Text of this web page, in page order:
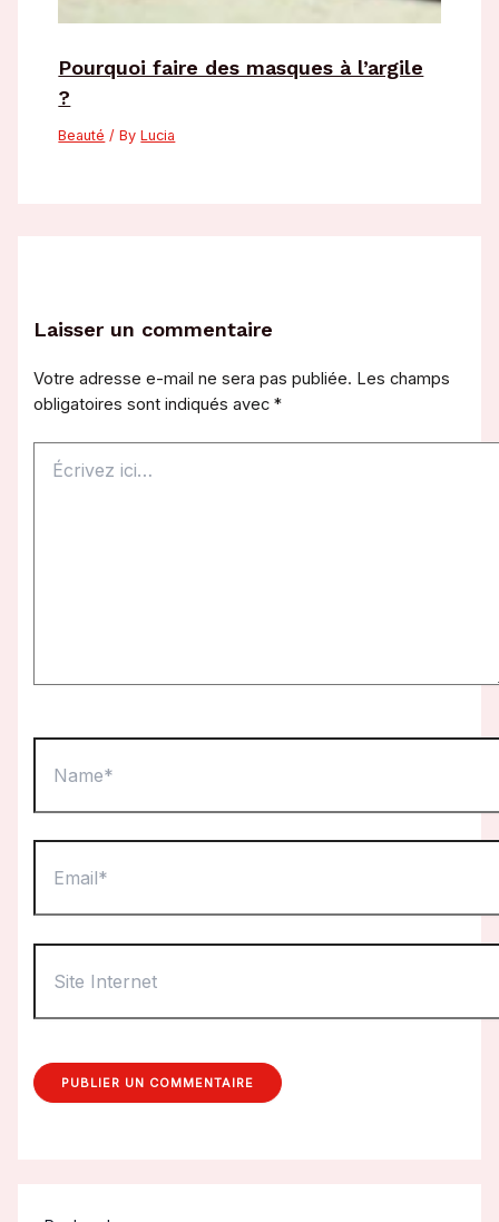
Pourquoi faire des masques à l’argile
?
Beauté / ByLucia
Laisser un commentaire
Votre adresse e-mail ne sera pas publiée. Les champs
obligatoires sont indiqués avec*
ici…
Internet